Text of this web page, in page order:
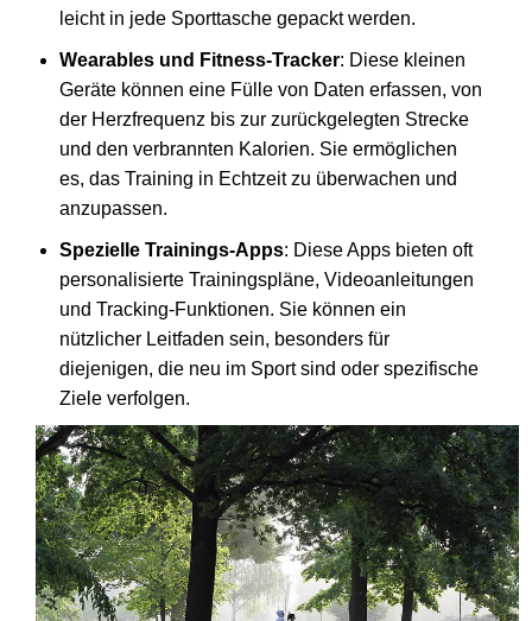
leicht in jede Sporttasche gepackt werden.
Wearables und Fitness-Tracker: Diese kleinen
Geräte können eine Fülle von Daten erfassen, von
der Herzfrequenz bis zur zurückgelegten Strecke
und den verbrannten Kalorien. Sie ermöglichen
es, das Training in Echtzeit zu überwachen und
anzupassen.
Spezielle Trainings-Apps: Diese Apps bieten oft
personalisierte Trainingspläne, Videoanleitungen
und Tracking-Funktionen. Sie können ein
nützlicher Leitfaden sein, besonders für
diejenigen, die neu im Sport sind oder spezifische
Ziele verfolgen.